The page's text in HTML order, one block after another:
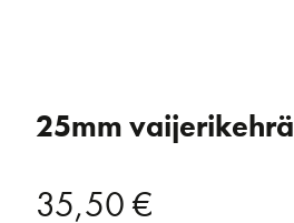
25mm vaijerikehrä
35,50€